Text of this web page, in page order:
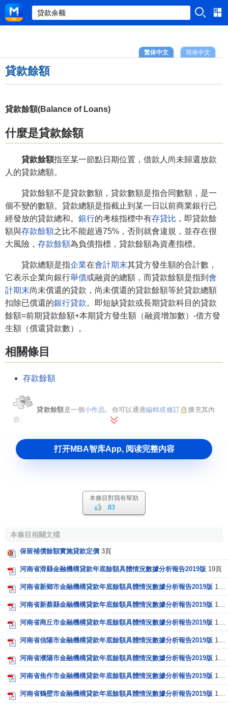
简体中文
繁体中文
貸款餘額
貸款餘額(Balance of Loans)
什麼是貸款餘額
貸款餘額指至某一節點日期位置，借款人尚未歸還放款
人的貸款總額。
貸款餘額不是貸款數額，貸款數額是指合同數額，是一
個不變的數額。貸款總額是指截止到某一日以前商業銀行已
經發放的貸款總和。 銀行的考核指標中有存貸比 ，即貸款餘
額與存款餘額之比不能超過75%，否則就會違規，並存在很
大風險， 存款餘額為負債指標，貸款餘額為資產指標。
貸款總額是指企業在會計期末其貸方發生額的合計數，
它表示企業向銀行舉債或融資的總額，而貸款餘額是指到 會
計期末尚未償還的貸款，尚未償還的貸款餘額等於貸款總額
扣除已償還的銀行貸款。即短缺貸款或長期貸款科目的貸款
餘額=前期貸款餘額+本期貸方發生額（融資增加數）-借方發
生額（償還貸款數）。
相關條目
存款餘額
貸款餘額是一個小作品 。你可以通過編輯或修訂
擴充其內
容。
打开MBA智库App, 阅读完整内容
本條目對我有幫助
83
本條目相關文檔
保留補償餘額實施貸款定價 3頁
河南省滑縣金融機構貸款年底餘額具體情況數據分析報告2019版 19頁
河南省新鄉市金融機構貸款年底餘額具體情況數據分析報告2019版 19頁
河南省新蔡縣金融機構貸款年底餘額具體情況數據分析報告2019版 19頁
河南省商丘市金融機構貸款年底餘額具體情況數據分析報告2019版 19頁
河南省信陽市金融機構貸款年底餘額具體情況數據分析報告2019版 19頁
河南省濮陽市金融機構貸款年底餘額具體情況數據分析報告2019版 19頁
河南省焦作市金融機構貸款年底餘額具體情況數據分析報告2019版 19頁
河南省鶴壁市金融機構貸款年底餘額具體情況數據分析報告2019版 19頁